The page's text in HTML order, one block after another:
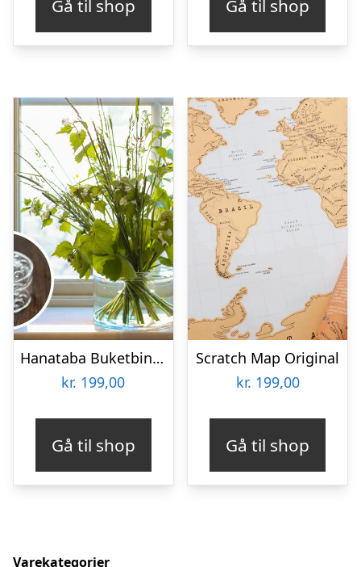
Gå til shop Gå til shop
Hanataba Buketbinder
kr. 199,00
Gå til shop
Scratch Map Original
kr. 199,00
Gå til shop
Varekategorier